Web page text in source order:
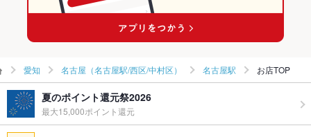
愛知 名古屋（名古屋駅/西区/中村区） 名古屋駅 お店TOP
夏のポイント還元祭2026
最大15,000ポイント還元